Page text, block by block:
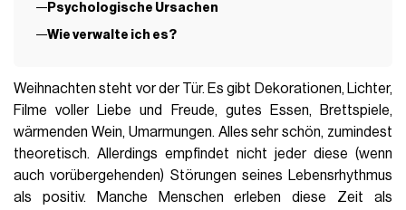
Psychologische Ursachen
Wie verwalte ich es?
Weihnachten steht vor der Tür. Es gibt Dekorationen, Lichter,
Filme voller Liebe und Freude, gutes Essen, Brettspiele,
wärmenden Wein, Umarmungen. Alles sehr schön, zumindest
theoretisch. Allerdings empfindet nicht jeder diese (wenn
auch vorübergehenden) Störungen seines Lebensrhythmus
als positiv. Manche Menschen erleben diese Zeit als